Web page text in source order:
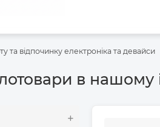
та відпочинку електроніка та девайси
в нашому